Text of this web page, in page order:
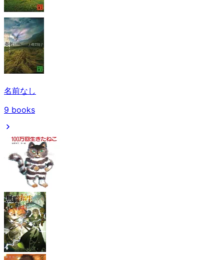
名前なし
9 books